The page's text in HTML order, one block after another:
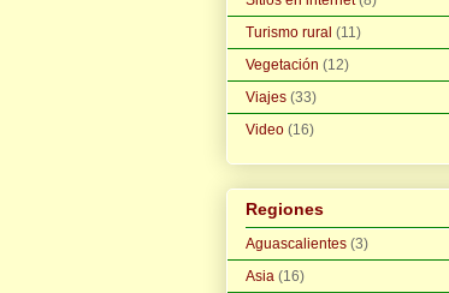
Turismo rural (11)
Vegetación (12)
Viajes (33)
Video (16)
Regiones
Aguascalientes (3)
Asia (16)